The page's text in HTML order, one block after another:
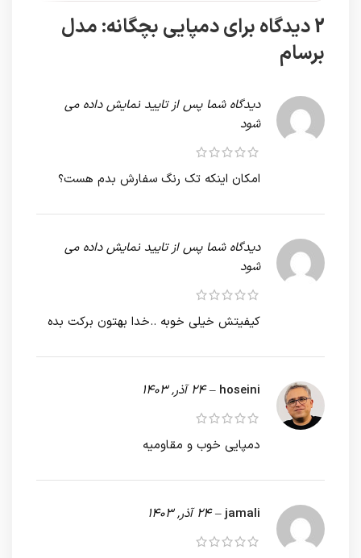
2 دیدگاه برای
دمپایی بچگانه: مدل
برسام
دیدگاه شما پس از تایید نمایش داده می
شود
امکان اینکه تک رنگ سفارش بدم هست؟
دیدگاه شما پس از تایید نمایش داده می
شود
کیفیتش خیلی خوبه ..خدا بهتون برکت بده
hoseini
– 24 آذر, 1403
دمپایی خوب و مقاومیه
jamali
– 24 آذر, 1403